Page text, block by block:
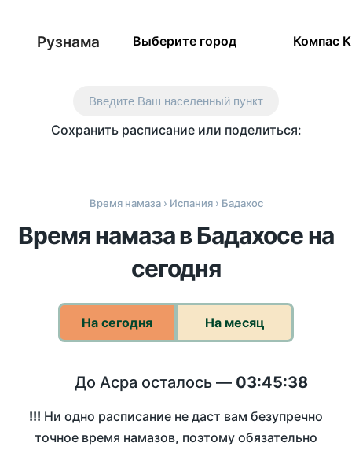
Рузнама Выберите город Компас
Введите Ваш населенный пункт
Сохранить расписание или поделиться:
Время намаза› Испания› Бадахос
Время намаза в Бадахосе на
сегодня
На сегодня На месяц
До Асра осталось — 03:45:38
!!! Ни одно расписание не даст вам безупречно
точное время намазов, поэтому обязательно